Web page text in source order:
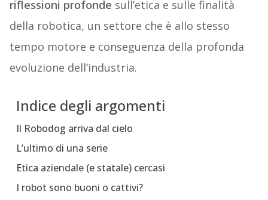
riflessioni profonde sull’etica e sulle finalità
della robotica, un settore che è allo stesso
tempo motore e conseguenza della profonda
evoluzione dell’industria.
Indice degli argomenti
Il Robodog arriva dal cielo
L’ultimo di una serie
Etica aziendale (e statale) cercasi
I robot sono buoni o cattivi?